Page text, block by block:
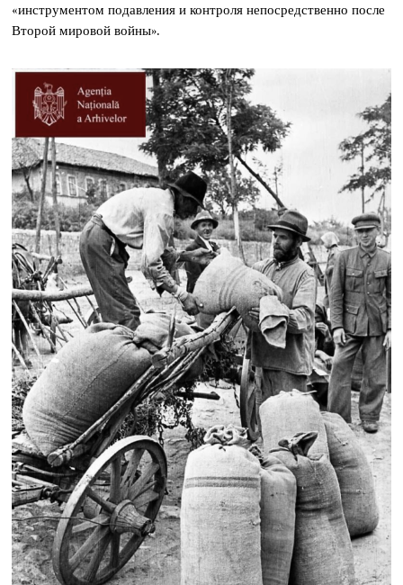
«инструментом подавления и контроля непосредственно после
Второй мировой войны».